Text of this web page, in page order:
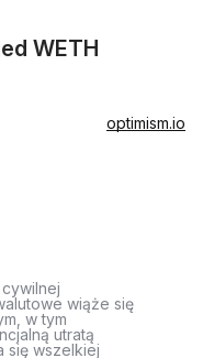
WETH
optimism.io
wiąże się
w tym
utratą
się wszelkiej